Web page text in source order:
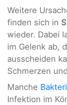
Weitere
finden sich in
wieder. Dabei
im Gelenk ab,
ausscheiden
Schmerzen
Manche
Infektion im